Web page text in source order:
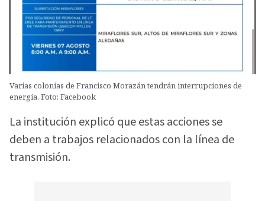
Varias colonias de Francisco Morazán tendrán interrupciones de
energía. Foto: Facebook
La institución explicó que estas acciones se
deben a trabajos relacionados con la línea de
transmisión.